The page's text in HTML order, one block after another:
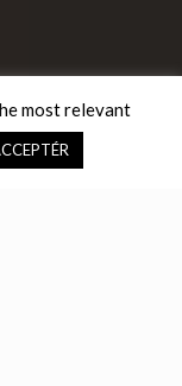
most relevant